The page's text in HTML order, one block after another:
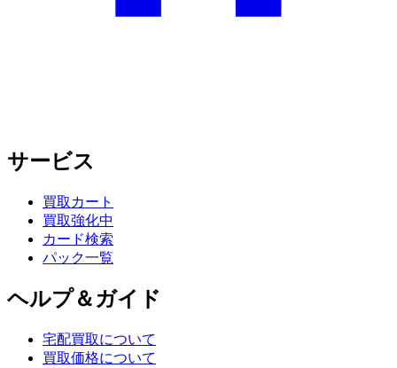
サービス
買取カート
買取強化中
カード検索
パック一覧
ヘルプ＆ガイド
宅配買取について
買取価格について